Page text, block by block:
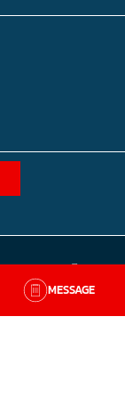
MESSAGE